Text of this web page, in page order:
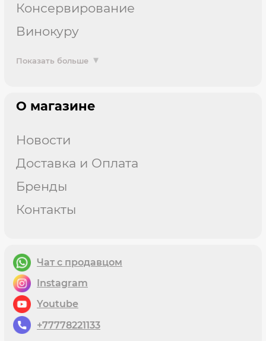
консервирование
винокуру
Показать больше
О магазине
Новости
Доставка и Оплата
Бренды
Контакты
Чат с продавцом
instagram
youtube
+77778221133